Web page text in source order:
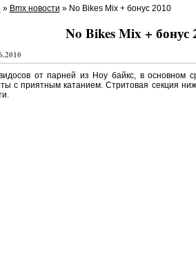
» Bmx новости » No Bikes Mix + бонус 2010
No Bikes Mix + бонус
от парней из Ноу байкс, в основном
с приятным катанием. Стритовая секция